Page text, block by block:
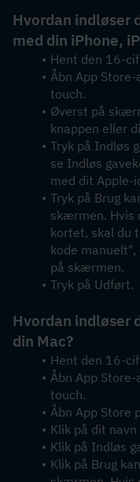
Hvordan indløser
med din iPhone,
Hent den 16-
Åbn App
touch.
Øverst på
knappen eller
Tryk på Indløs
se Indløs
med dit Apple-
Tryk på Brug
skærmen. Hvis
kortet, skal du
kode
på skærmen.
Tryk på Udført.
Hvordan indløser
din Mac?
Hent den 16-
Åbn App
touch.
Åbn App Store
Klik på dit
Klik på Indløs
Klik på Brug